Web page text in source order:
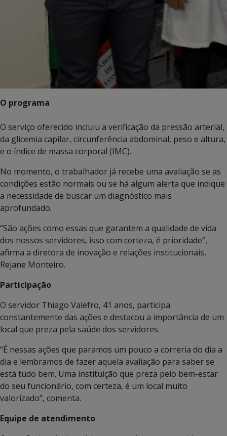
O programa
O serviço oferecido incluiu a verificação da pressão arterial,
da glicemia capilar, circunferência abdominal, peso e altura,
e o índice de massa corporal (IMC).
No momento, o trabalhador já recebe uma avaliação se as
condições estão normais ou se há algum alerta que indique
a necessidade de buscar um diagnóstico mais
aprofundado.
“São ações como essas que garantem a qualidade de vida
dos nossos servidores, isso com certeza, é prioridade”,
afirma a diretora de inovação e relações institucionais,
Rejane Monteiro.
Participação
O servidor Thiago Valefro, 41 anos, participa
constantemente das ações e destacou a importância de um
local que preza pela saúde dos servidores.
“É nessas ações que paramos um pouco a correria do dia a
dia e lembramos de fazer aquela avaliação para saber se
está tudo bem. Uma instituição que preza pelo bem-estar
do seu funcionário, com certeza, é um local muito
valorizado”, comenta.
Equipe de atendimento